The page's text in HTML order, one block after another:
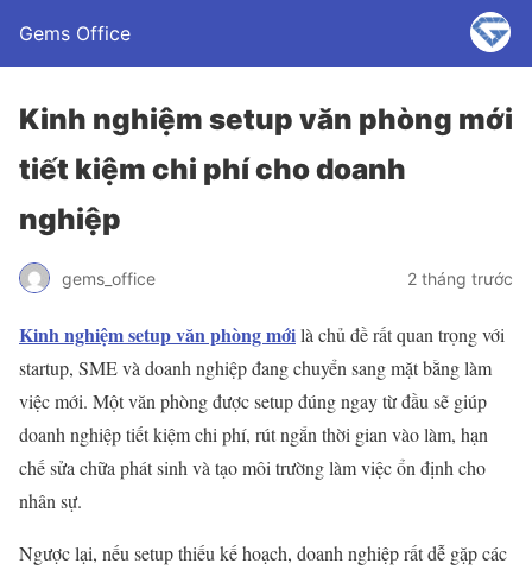
Gems Office
Kinh nghiệm setup văn phòng mới
tiết kiệm chi phí cho doanh
nghiệp
gems_office 2 tháng trước
Kinh nghiệm setup văn phòng mớilà chủ đề rất quan trọng với
startup, SME và doanh nghiệp đang chuyển sang mặt bằng làm
việc mới. Một văn phòng được setup đúng ngay từ đầu sẽ giúp
doanh nghiệp tiết kiệm chi phí, rút ngắn thời gian vào làm, hạn
chế sửa chữa phát sinh và tạo môi trường làm việc ổn định cho
nhân sự.
Ngược lại, nếu setup thiếu kế hoạch, doanh nghiệp rất dễ gặp các